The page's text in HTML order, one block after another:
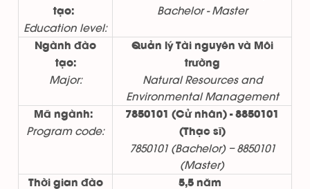
tạo:
Education level:
Bachelor - Master
Ngành đào
tạo:
Major:
Quản lý Tài nguyên và Môi
trường
Natural Resources and
Environmental Management
Mã ngành:
Program code:
7850101 (Cử nhân) - 8850101
(Thạc sĩ)
7850101 (Bachelor) – 8850101
(Master)
Thời gian đào
5,5 năm